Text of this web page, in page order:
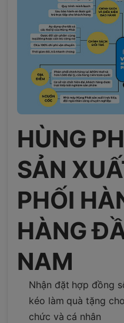
HÙNG
SẢN
PHỐI
HÀNG
NAM
Nhận đặt hợp đồng
kéo làm quà tặng
chức và cá nhân